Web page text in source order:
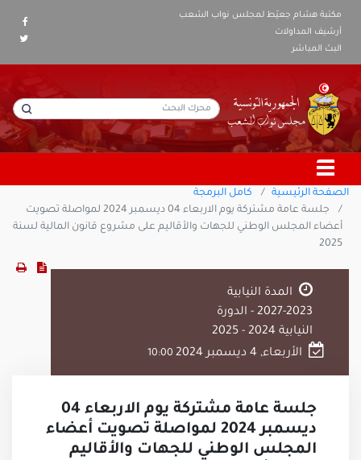
مكتبة هشام جعيّط لمجلس نواب الشعب
أرشيف المداولات
البث المباشر
الصفحة الرئيسية
كامل البرمجة
جلسة عامة مشتركة يوم الاربعاء 04 ديسمبر 2024 لمواصلة تصويت
أعضاء المجلس الوطني للجهات والأقاليم على مشروع قانون المالية لسنة
2025
المدة النيابية
2023-2027 - الدورة
النيابية 2024 - 2025
الأربعاء, 4 ديسمبر 2024
10:00
جلسة عامة مشتركة يوم الاربعاء 04
ديسمبر 2024 لمواصلة تصويت أعضاء
المجلس الوطني للجهات والأقاليم